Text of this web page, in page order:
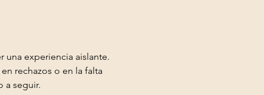
una experiencia aislante.
rechazos o en la falta
a seguir.